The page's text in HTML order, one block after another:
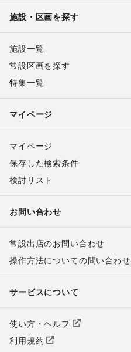
施設・区画を探す
施設一覧
常設区画を探す
特集一覧
マイページ
マイページ
保存した検索条件
検討リスト
お問い合わせ
常設出店のお問い合わせ
操作方法についての問い合わせ
サービスについて
使い方・ヘルプ
利用規約